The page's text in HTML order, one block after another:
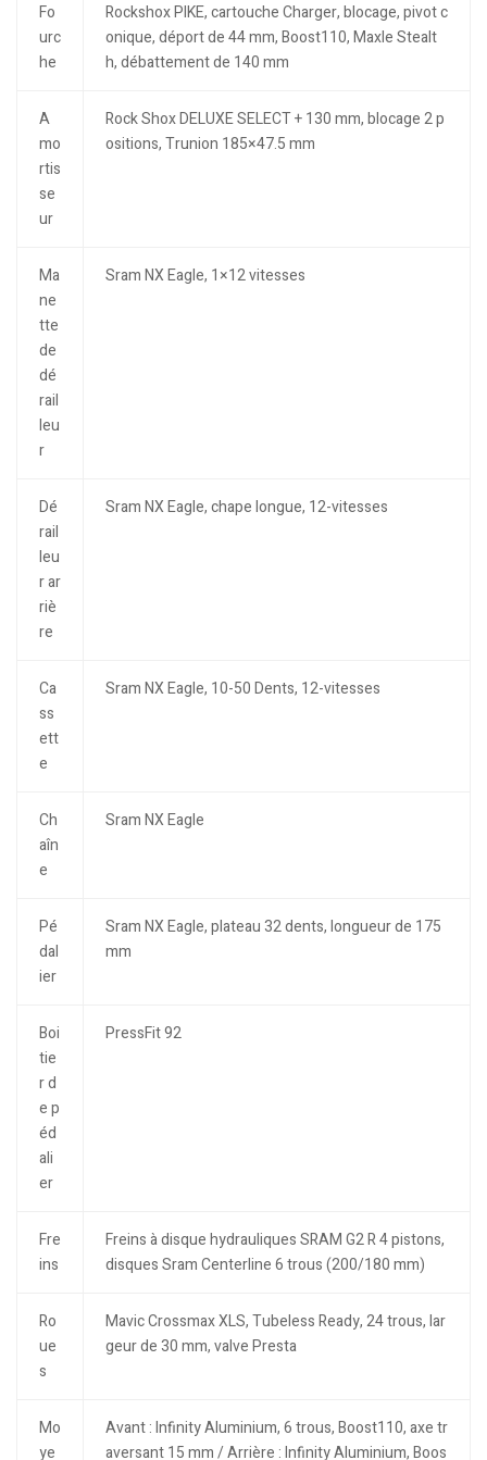
Fo
urc
he
Rockshox PIKE, cartouche Charger, blocage, pivot c
onique, déport de 44 mm, Boost110, Maxle Stealt
h, débattement de 140 mm
A
mo
rtis
se
ur
Rock Shox DELUXE SELECT + 130 mm, blocage 2 p
ositions, Trunion 185×47.5 mm
Ma
ne
tte
de
dé
rail
leu
r
Sram NX Eagle, 1×12 vitesses
Dé
rail
leu
r ar
riè
re
Sram NX Eagle, chape longue, 12-vitesses
Ca
ss
ett
e
Sram NX Eagle, 10-50 Dents, 12-vitesses
Ch
aîn
e
Sram NX Eagle
Pé
dal
ier
Sram NX Eagle, plateau 32 dents, longueur de 175
mm
Boi
tie
r d
e p
éd
ali
er
PressFit 92
Fre
ins
Freins à disque hydrauliques SRAM G2 R 4 pistons,
disques Sram Centerline 6 trous (200/180 mm)
Ro
ue
s
Mavic Crossmax XLS, Tubeless Ready, 24 trous, lar
geur de 30 mm, valve Presta
Mo
ye
Avant : Infinity Aluminium, 6 trous, Boost110, axe tr
aversant 15 mm / Arrière : Infinity Aluminium, Boos